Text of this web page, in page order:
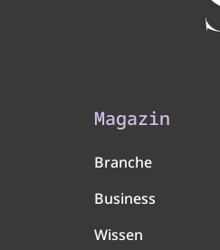
Magazin
Branche
Business
Wissen